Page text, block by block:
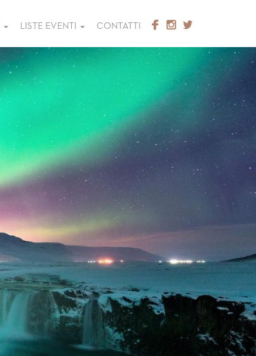
LISTE EVENTI CONTATTI